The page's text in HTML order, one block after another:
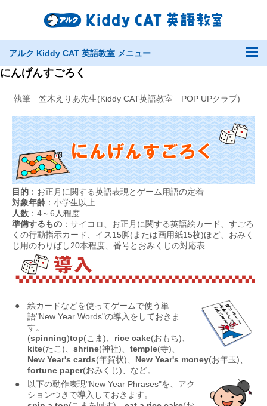
アルク Kiddy CAT 英語教室 メニュー
にんげんすごろく
執筆 笠木えりあ先生(Kiddy CAT英語教室 POP UPクラブ)
目的 ：お正月に関する英語表現とゲーム用語の定着
対象年齢 ：小学生以上
人数 ：4～6人程度
準備するもの ：サイコロ、お正月に関する英語絵カード、すごろ
くの行動指示カード、イス15脚(または画用紙15枚)ほど、おみく
じ用のわりばし20本程度、番号とおみくじの対応表
●
絵カードなどを使ってゲームで使う単
語"New Year Words"の導入をしておきま
す。
(spinning)top(こま)、 rice cake(おもち)、
kite(たこ)、 shrine(神社)、 temple(寺)、
New Year's cards(年賀状)、 New Year's money(お年玉)、
fortune paper(おみくじ)、など。
●
以下の動作表現"New Year Phrases"を、アク
ションつきで導入しておきます。